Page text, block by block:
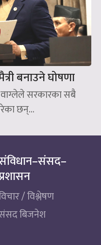
बनाउने घोषणा
वाग्लेले सरकारका सबै
छन्‌...
/ विश्लेषण
बिजनेश